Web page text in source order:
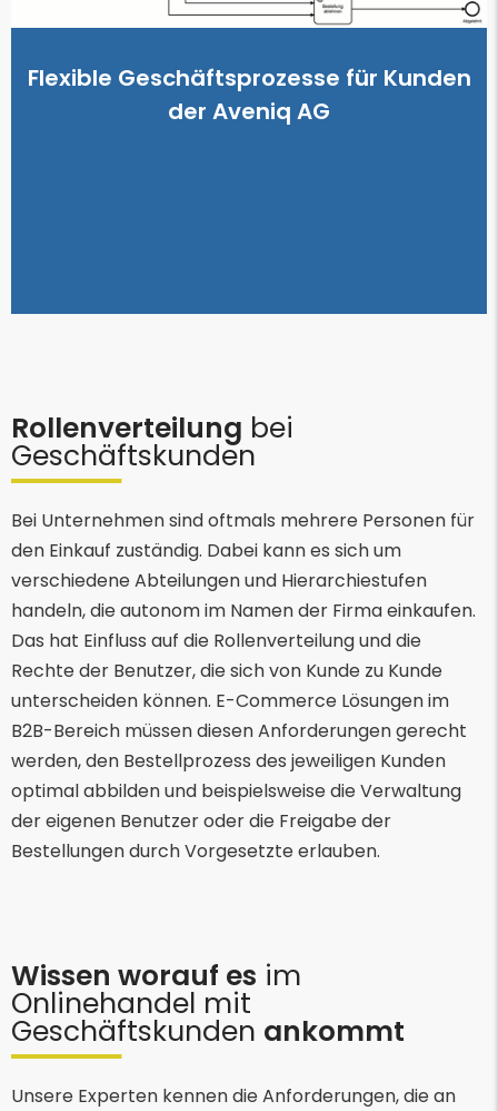
Flexible Geschäftsprozesse für Kunden
der Aveniq AG
Flexible Geschäftsprozesse für Kunden
der Aveniq AG
Der IT Full Service Provider Avectris setzt für das interne
Rollenverteilung bei
Geschäftskunden
Bei Unternehmen sind oftmals mehrere Personen für
den Einkauf zuständig. Dabei kann es sich um
verschiedene Abteilungen und Hierarchiestufen
handeln, die autonom im Namen der Firma einkaufen.
Das hat Einfluss auf die Rollenverteilung und die
Rechte der Benutzer, die sich von Kunde zu Kunde
unterscheiden können. E-Commerce Lösungen im
B2B-Bereich müssen diesen Anforderungen gerecht
werden, den Bestellprozess des jeweiligen Kunden
optimal abbilden und beispielsweise die Verwaltung
der eigenen Benutzer oder die Freigabe der
Bestellungen durch Vorgesetzte erlauben.
Wissen worauf es im
Onlinehandel mit
Geschäftskunden ankommt
Unsere Experten kennen die Anforderungen, die an